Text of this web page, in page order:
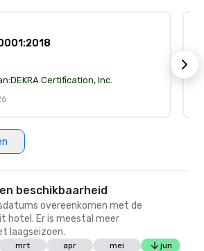
DEKRA Certification, Inc.
beschikbaarheid
overeenkomen met de
hotel. Er is meestal meer
laagseizoen.
mrt apr mei
jun